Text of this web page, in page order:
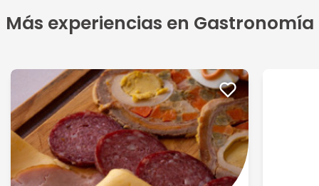
Más experiencias en Gastronomía